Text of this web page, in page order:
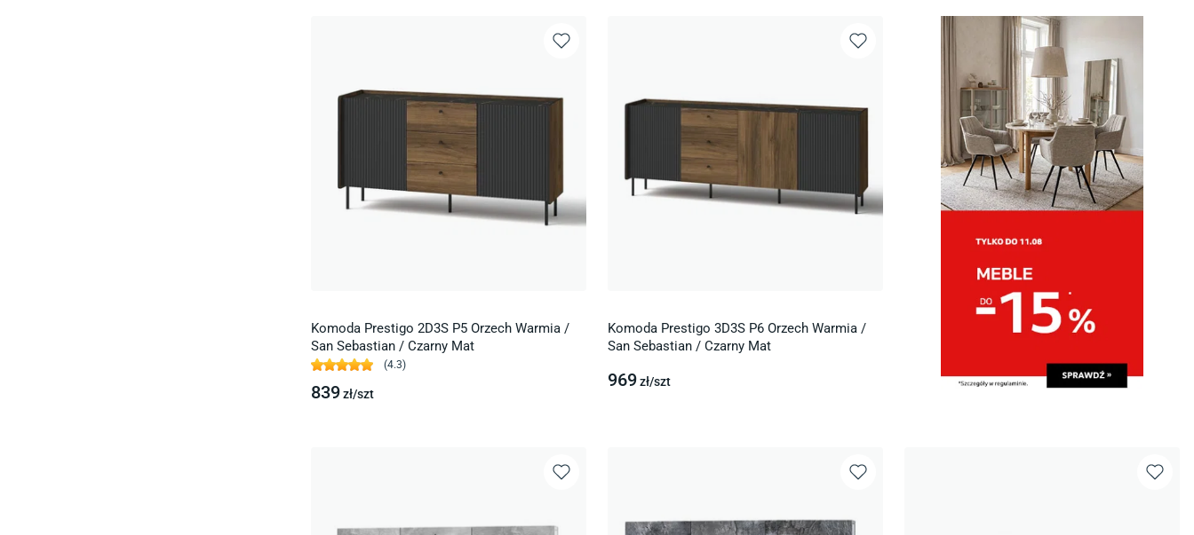
Komoda Prestigo 2D3S P5 Orzech Warmia /
San Sebastian / Czarny Mat
(4.3)
839zł/szt
Komoda Prestigo 3D3S P6 Orzech Warmia /
San Sebastian / Czarny Mat
969zł/szt